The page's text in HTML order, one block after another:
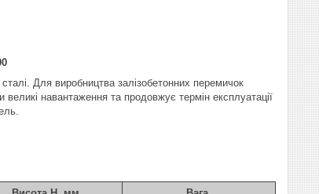
Для виробництва залізобетонних перемичок
навантаження та продовжує термін експлуатації